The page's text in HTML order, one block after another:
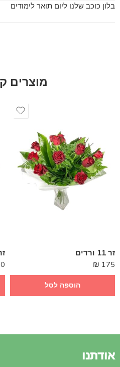
בלון כוכב שלנו ליום תואר לימודים
מוצרים
זר 11 ורדים
175
₪
הוספה לסל
זר 13
אודתנו